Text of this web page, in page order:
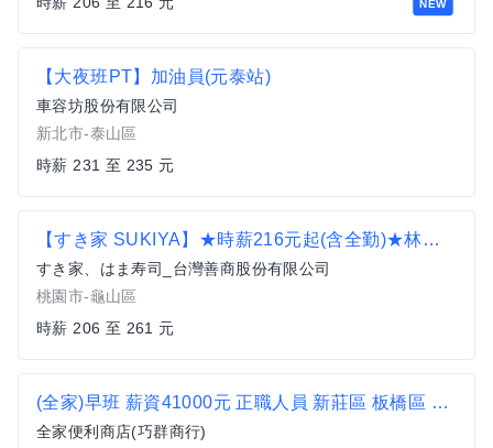
NEW
【大夜班PT】加油員(元泰站)
車容坊股份有限公司
新北市-泰山區
時薪 231 至 235 元
【すき家 SUKIYA】★時薪216元起(含全勤)★林口長庚醫院店
すき家、はま寿司_台灣善商股份有限公司
桃園市-龜山區
時薪 206 至 261 元
(全家)早班 薪資41000元 正職人員 新莊區 板橋區 樹林 便利商店 超商 非7-11 非統一 輔仁大學 輔大捷運站
全家便利商店(巧群商行)